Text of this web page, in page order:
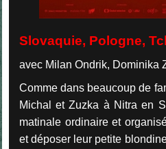
Slovaquie, Pologne,
avec Milan Ondrik, Dominika
Comme dans beaucoup de
Michal et Zuzka à Nitra en
matinale ordinaire et
et déposer leur petite